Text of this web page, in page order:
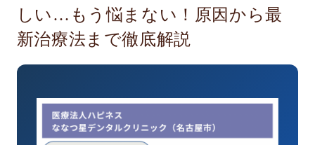
しい…もう悩まない！原因から最
新治療法まで徹底解説